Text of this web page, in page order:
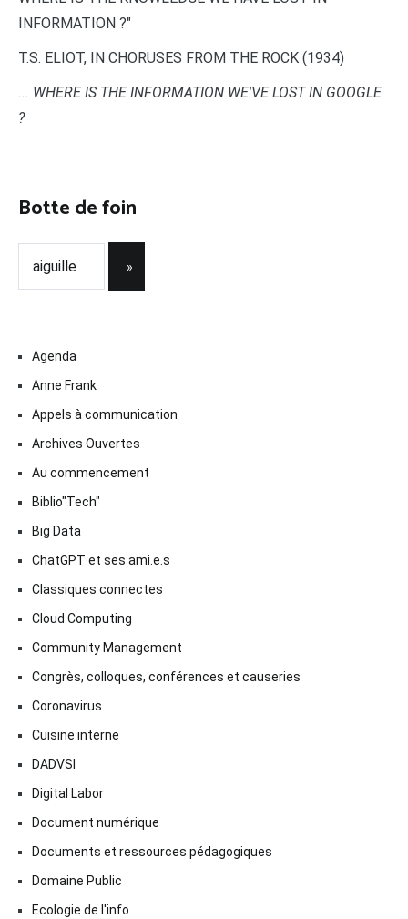
INFORMATION ?"
T.S. ELIOT, IN CHORUSES FROM THE ROCK (1934)
... WHERE IS THE INFORMATION WE'VE LOST IN GOOGLE
?
Botte de foin
Agenda
Anne Frank
Appels à communication
Archives Ouvertes
Au commencement
Biblio"Tech"
Big Data
ChatGPT et ses ami.e.s
Classiques connectes
Cloud Computing
Community Management
Congrès, colloques, conférences et causeries
Coronavirus
Cuisine interne
DADVSI
Digital Labor
Document numérique
Documents et ressources pédagogiques
Domaine Public
Ecologie de l'info